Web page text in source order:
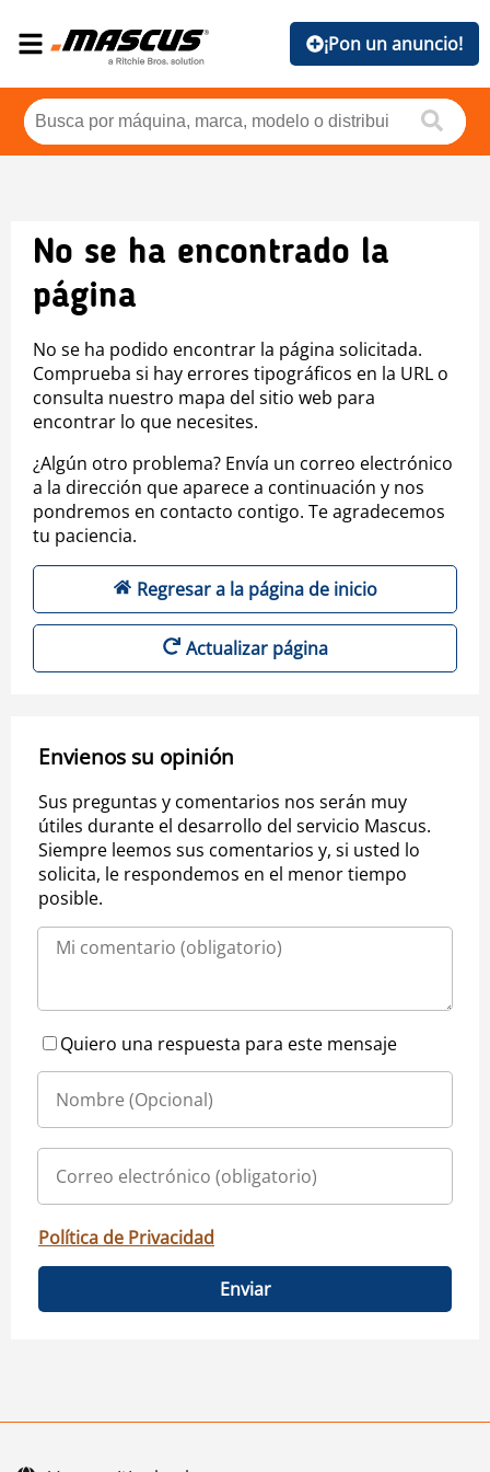
¡Pon un anuncio!
No se ha encontrado la
página
No se ha podido encontrar la página solicitada.
Comprueba si hay errores tipográficos en la URL o
consulta nuestro mapa del sitio web para
encontrar lo que necesites.
¿Algún otro problema? Envía un correo electrónico
a la dirección que aparece a continuación y nos
pondremos en contacto contigo. Te agradecemos
tu paciencia.
Regresar a la página de inicio
Actualizar página
Envienos su opinión
Sus preguntas y comentarios nos serán muy
útiles durante el desarrollo del servicio Mascus.
Siempre leemos sus comentarios y, si usted lo
solicita, le respondemos en el menor tiempo
posible.
Quiero una respuesta para este mensaje
Política de Privacidad
Enviar